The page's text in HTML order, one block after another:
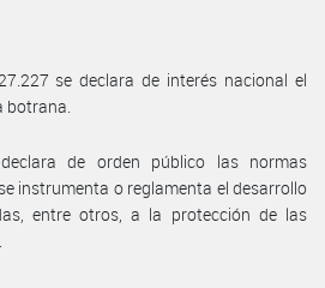
se declara de interés nacional el
botrana.
de orden público las normas
instrumenta o reglamenta el desarrollo
entre otros, a la protección de las